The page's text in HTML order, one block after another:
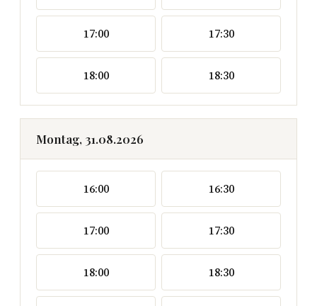
17:00 17:30
18:00 18:30
Montag, 31.08.2026
16:00 16:30
17:00 17:30
18:00 18:30